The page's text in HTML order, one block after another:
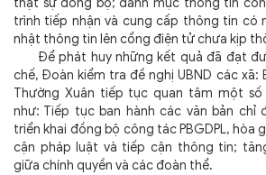
thật sự đồng bộ; danh mục thông tin
trình tiếp nhận và cung cấp thông tin có
nhật thông tin lên cổng điện tử chưa kịp
Để phát huy những kết quả đã đạt
chế, Đoàn kiểm tra đề nghị UBND các xã:
Thường Xuân tiếp tục quan tâm một
như: Tiếp tục ban hành các văn bản chỉ
triển khai đồng bộ công tác PBGDPL, hòa
cận pháp luật và tiếp cận thông tin;
giữa chính quyền và các đoàn thể.